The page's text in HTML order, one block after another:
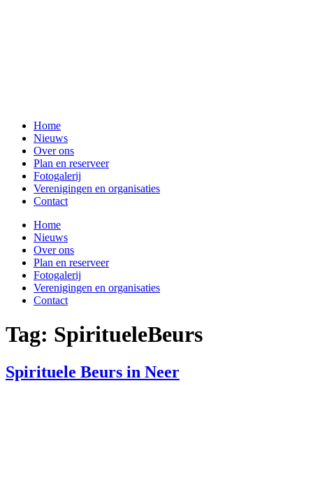
Home
Nieuws
Over ons
Plan en reserveer
Fotogalerij
Verenigingen en organisaties
Contact
Home
Nieuws
Over ons
Plan en reserveer
Fotogalerij
Verenigingen en organisaties
Contact
Tag: SpiritueleBeurs
Spirituele Beurs in Neer